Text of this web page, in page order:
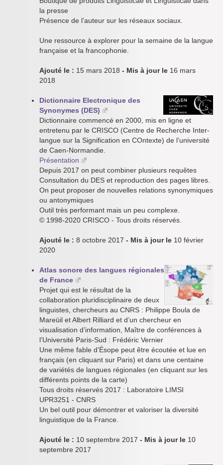
la presse
Présence de l’auteur sur les réseaux sociaux.
Une ressource à explorer pour la semaine de la langue
française et la francophonie.
Ajouté le : 15 mars 2018 - Mis à jour le 16 mars
2018
Dictionnaire Electronique des
Synonymes (DES)
Dictionnaire commencé en 2000, mis en ligne et
entretenu par le CRISCO (Centre de Recherche Inter-
langue sur la Signification en COntexte) de l’université
de Caen-Normandie.
Présentation
Depuis 2017 on peut combiner plusieurs requêtes
Consultation du DES et reproduction des pages libres.
On peut proposer de nouvelles relations synonymiques
ou antonymiques
Outil très performant mais un peu complexe.
© 1998-2020 CRISCO - Tous droits réservés.
Ajouté le : 8 octobre 2017 - Mis à jour le 10 février
2020
Atlas sonore des langues régionales
de France
Projet qui est le résultat de la
collaboration pluridisciplinaire de deux
linguistes, chercheurs au CNRS : Philippe Boula de
Mareüil et Albert Rilliard et d’un chercheur en
visualisation d’information, Maître de conférences à
l’Université Paris-Sud : Frédéric Vernier
Une même fable d’Ésope peut être écoutée et lue en
français (en cliquant sur Paris) et dans une centaine
de variétés de langues régionales (en cliquant sur les
différents points de la carte)
Tous droits réservés 2017 : Laboratoire LIMSI
UPR3251 - CNRS
Un bel outil pour démontrer et valoriser la diversité
linguistique de la France.
Ajouté le : 10 septembre 2017 - Mis à jour le 10
septembre 2017